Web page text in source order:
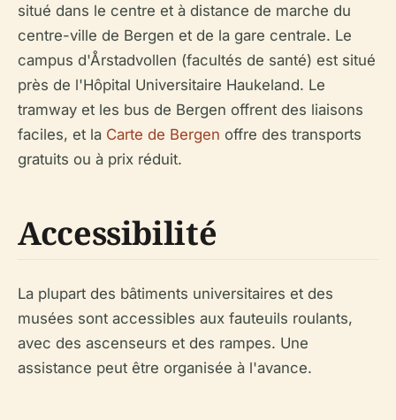
situé dans le centre et à distance de marche du
centre-ville de Bergen et de la gare centrale. Le
campus d'Årstadvollen (facultés de santé) est situé
près de l'Hôpital Universitaire Haukeland. Le
tramway et les bus de Bergen offrent des liaisons
faciles, et la Carte de Bergen offre des transports
gratuits ou à prix réduit.
Accessibilité
La plupart des bâtiments universitaires et des
musées sont accessibles aux fauteuils roulants,
avec des ascenseurs et des rampes. Une
assistance peut être organisée à l'avance.